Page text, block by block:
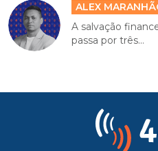
ALEX
A salvação
passa por três...